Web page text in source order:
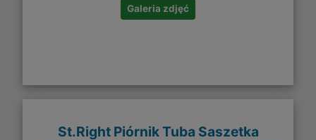
Galeria zdjęć
St.Right Piórnik Tuba Saszetka